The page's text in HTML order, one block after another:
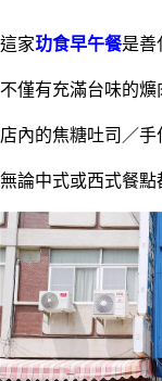
這家玏食早午餐是善
不僅有充滿台味的爌
店內的焦糖吐司／
無論中式或西式餐點